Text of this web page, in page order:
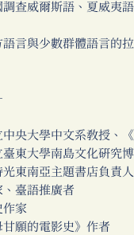
查威爾斯語、夏威夷
語言與少數群體語言的
中央大學中文系教授、
臺東大學南島文化研究
光東南亞主題書店負責人
、臺語推廣者
作家
甘願的電影史》作者